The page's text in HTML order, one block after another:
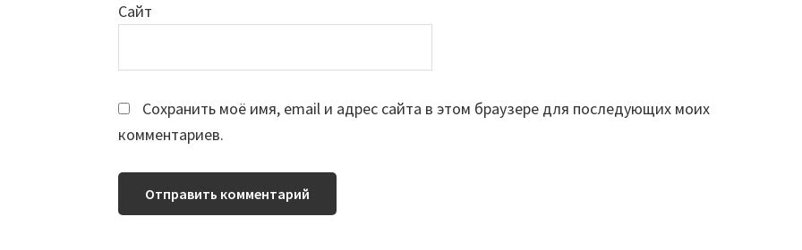
Сайт
Сохранить моё имя, email и адрес сайта в этом браузере для последующих моих
комментариев.